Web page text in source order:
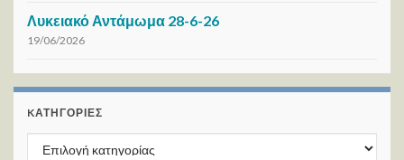
Λυκειακό Αντάμωμα 28-6-26
19/06/2026
KΑΤΗΓΟΡΊΕΣ
Kατηγορίες